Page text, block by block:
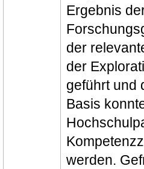
Ergebnis
der
der
geführt und
Basis
werden.